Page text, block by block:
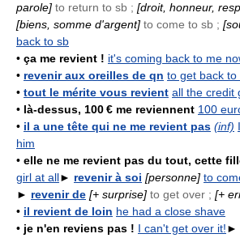
parole] to return to sb ; [droit, honneur,
[biens, somme d'argent] to come to sb ;
back to sb
• ça me revient ! it's coming back to me
• revenir aux oreilles de qn to get back to
• tout le mérite vous revient all the credit
• là-dessus, 100 € me reviennent 100
• il a une tête qui ne me revient pas (inf)
him
• elle ne me revient pas du tout, cette
girl at all► revenir à soi [personne] to
► revenir de [+ surprise] to get over ; [+
• il revient de loin he had a close shave
• je n'en reviens pas ! I can't get over it!►